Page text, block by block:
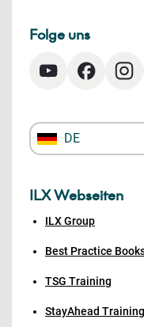
Folge uns
DE
ILX Webseiten
ILX Group
Best Practice
TSG Training
StayAhead Training